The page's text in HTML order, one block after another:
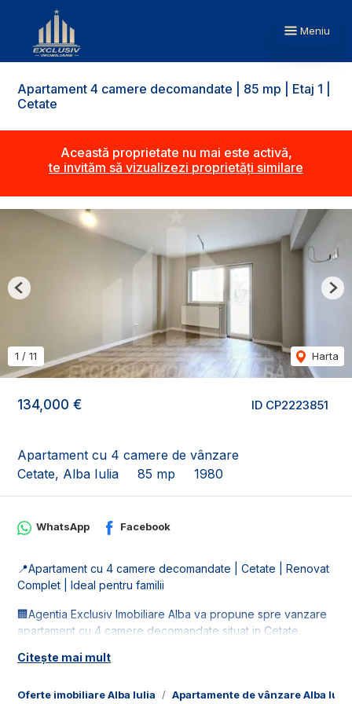
Meniu
Apartament 4 camere decomandate | 85 mp | Etaj 1 |
Cetate
Această proprietate nu mai este activă,
te invităm să vizualizezi proprietăți similare
ID CP2223851
134,000 €
Apartament cu 4 camere de vânzare
Cetate, Alba Iulia
85 mp 1980
1 / 11 Harta
Previous
Oferte imobiliare Alba Iulia Apartamente de vânzare Alba Iulia
WhatsApp Facebook
📍Apartament cu 4 camere decomandate | Cetate | Renovat
Complet | Ideal pentru familii
🏢Agentia Exclusiv Imobiliare Alba va propune spre vanzare
apartament cu 4 camere decomandate situat in Cetate.
din:
Citește mai mult